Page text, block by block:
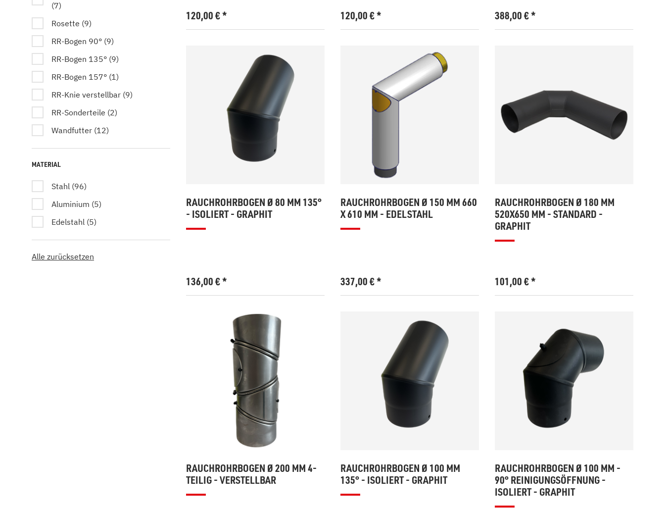
(7)
Rosette (9)
RR-Bogen 90° (9)
RR-Bogen 135° (9)
RR-Bogen 157° (1)
RR-Knie verstellbar (9)
RR-Sonderteile (2)
Wandfutter (12)
MATERIAL
Stahl (96)
Aluminium (5)
Edelstahl (5)
Alle zurücksetzen
120,00€* 120,00€* 388,00€*
RAUCHROHRBOGEN Ø 80 MM 135°
- ISOLIERT - GRAPHIT
136,00€*
RAUCHROHRBOGEN Ø 150 MM 660
X 610 MM - EDELSTAHL
337,00€*
RAUCHROHRBOGEN Ø 180 MM
520X650 MM - STANDARD -
GRAPHIT
101,00€*
RAUCHROHRBOGEN Ø 200 MM 4-
TEILIG - VERSTELLBAR
RAUCHROHRBOGEN Ø 100 MM
135° - ISOLIERT - GRAPHIT
RAUCHROHRBOGEN Ø 100 MM -
90° REINIGUNGSÖFFNUNG -
ISOLIERT - GRAPHIT